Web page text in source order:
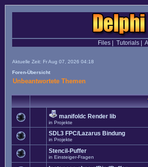
Files| Tutorials|
Aktuelle Zeit: Fr Aug 07, 2026 04:18
Foren-Übersicht
Unbeantwortete Themen
manifoldc Render lib
in Projekte
SDL3 FPC/Lazarus Bindung
in Projekte
Stencil-Puffer
in Einsteiger-Fragen